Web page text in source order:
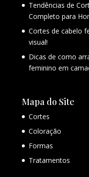
Tendências de
Completo para
Cortes de cabelo
visual!
Dicas de como
feminino em
Mapa do Site
Cortes
Coloração
Formas
Tratamentos